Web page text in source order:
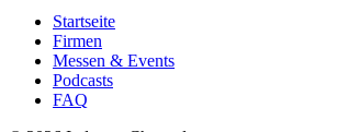
Startseite
Firmen
Messen & Events
Podcasts
FAQ